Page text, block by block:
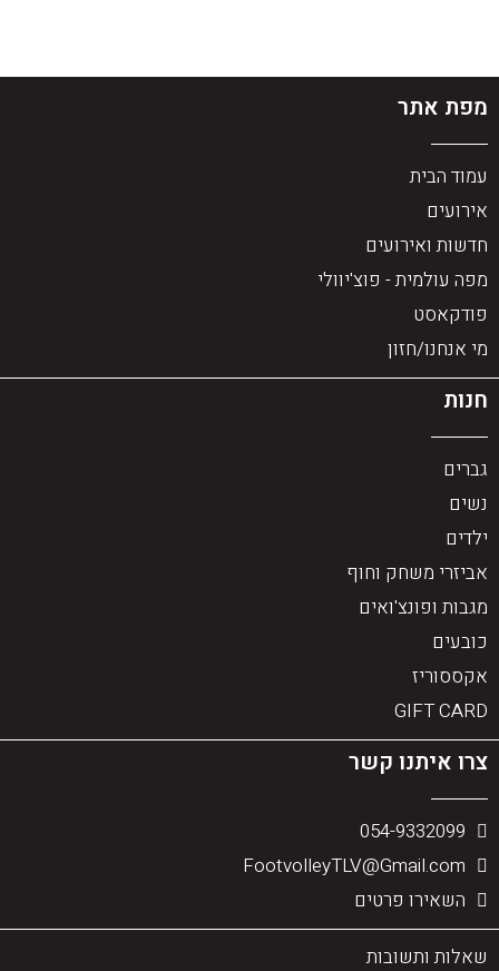
מפת אתר
עמוד הבית
אירועים
חדשות ואירועים
מפה עולמית - פוצ'יוולי
פודקאסט
מי אנחנו/חזון
חנות
גברים
נשים
ילדים
אביזרי משחק וחוף
מגבות ופונצ'ואים
כובעים
אקססוריז
GIFT CARD
צרו איתנו קשר
054-9332099
FootvolleyTLV@Gmail.com
השאירו פרטים
שאלות ותשובות